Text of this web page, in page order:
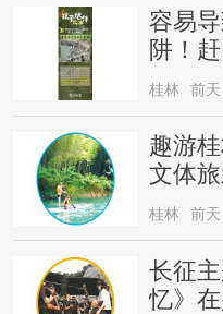
容易
阱！
桂林 前天
趣游
文体
桂林 前天
长征
忆》